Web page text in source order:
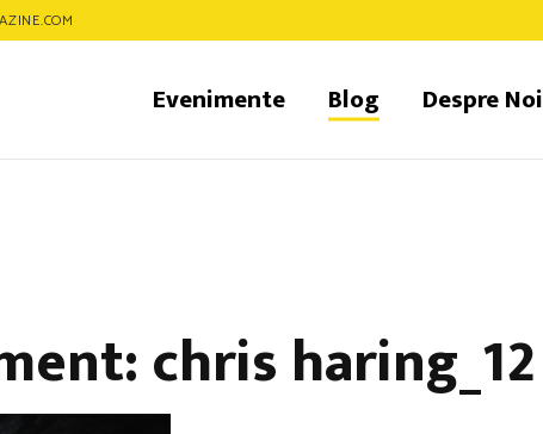
Evenimente Blog Despre Noi
chris haring_12